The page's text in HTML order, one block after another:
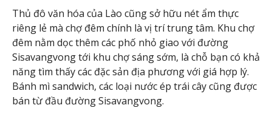
Thủ đô văn hóa của Lào cũng sở hữu nét ẩm thực
riêng lẻ mà chợ đêm chính là vị trí trung tâm. Khu chợ
đêm nằm dọc thêm các phố nhỏ giao với đường
Sisavangvong tới khu chợ sáng sớm, là chỗ bạn có khả
năng tìm thấy các đặc sản địa phương với giá hợp lý.
Bánh mì sandwich, các loại nước ép trái cây cũng được
bán từ đầu đường Sisavangvong.